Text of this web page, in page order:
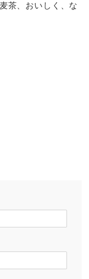
茶、おいしく、な
くしの雑記